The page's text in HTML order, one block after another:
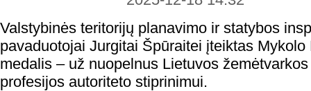
Valstybinės teritorijų planavimo ir statybos
pavaduotojai Jurgitai Špūraitei įteiktas
medalis – už nuopelnus Lietuvos
profesijos autoriteto stiprinimui.